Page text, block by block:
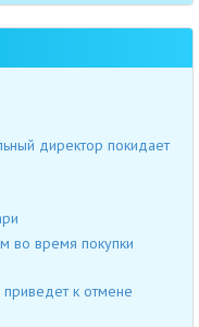
директор покидает
во время покупки
к отмене